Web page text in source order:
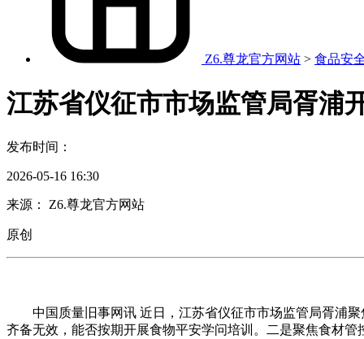
Z6.尊龙官方网站 > 食品安
江苏省仪征市市场监管局胥浦
发布时间：
2026-05-16 16:30
来源： Z6.尊龙官方网站
原创
中国质量旧事网讯 近日，江苏省仪征市市场监管局胥浦聚
齐备无效，能否按期开展食物平安学问培训。二是聚焦食材